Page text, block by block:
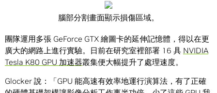
腦部分割畫面顯示損傷區域。
團隊運用多張 GeForce GTX 繪圖卡的延伸記憶體，得以在更
廣大的網路上進行實驗。日前在研究室裡部署 16 具 NVIDIA
Tesla K80 GPU 加速器叢集便大幅提升了處理速度。
Glocker 說：「GPU 能高速有效率地運行演算法，有了正確